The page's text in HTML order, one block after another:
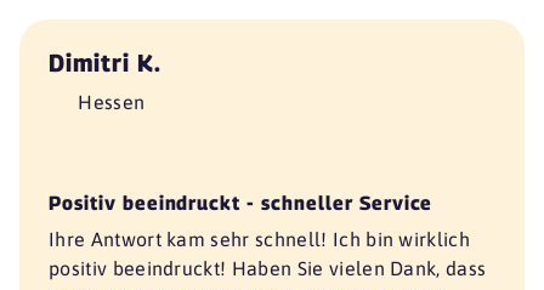
Dimitri K.
Hessen
Positiv beeindruckt - schneller Service
Ihre Antwort kam sehr schnell! Ich bin wirklich
positiv beeindruckt! Haben Sie vielen Dank, dass